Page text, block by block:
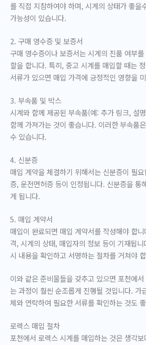
를 직접 지참하여야 하며, 시계의 상태가 좋을
가능성이 있습니다.
2. 구매 영수증 및 보증서
구매 영수증이나 보증서는 시계의 진품 여부
할을 합니다. 특히, 중고 시계를 매입할 때는
서류가 있으면 매입 가격에 긍정적인 영향을
3. 부속품 및 박스
시계와 함께 제공된 부속품(예: 추가 링크, 설
함께 가져가는 것이 좋습니다. 이러한 부속품
수 있습니다.
4. 신분증
매입 계약을 체결하기 위해서는 신분증이 필
증, 운전면허증 등이 인정됩니다. 신분증을 통
게 됩니다.
5. 매입 계약서
매입이 완료되면 매입 계약서를 작성해야 합
격, 시계의 상태, 매입자의 정보 등이 기재됩
시 내용을 확인하고 서명하는 절차를 거쳐야
이와 같은 준비물들을 갖추고 있으면 포천에
는 과정이 훨씬 순조롭게 진행될 것입니다. 가
체와 연락하여 필요한 서류를 확인하는 것도
로렉스 매입 절차
포천에서 로렉스 시계를 매입하는 것은 생각